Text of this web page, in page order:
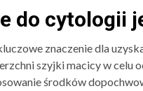
do cytologii
znaczenie dla
szyjki macicy w celu
środków